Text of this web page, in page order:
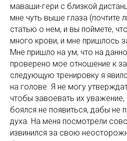
маваши-гери с близкой
мне чуть выше глаза (почтите
статью о нем, и вы поймете,
много крови, и мне пришлось
Мне пришло на ум, что на
проверено мое отношение к
следующую тренировку я
на голове. Я не могу
чтобы завоевать их уважение,
боялся не появиться, дабы не
духа. На меня посмотрели
извинился за свою